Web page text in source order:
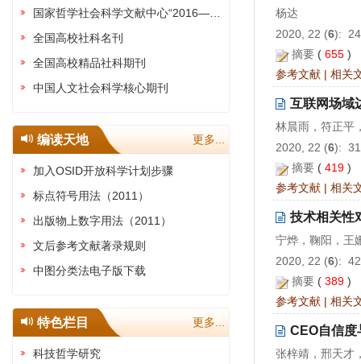
杨达
2020, 22 (6):
摘要 ( 655 )
参考文献 | 相关
互联网场域
林晨雨，符正平
2020, 22 (6):
摘要 ( 419 )
参考文献 | 相关
技术相关性
宁烨，鞠阳，王
2020, 22 (6):
摘要 ( 389 )
参考文献 | 相关
CEO自信
张梓靖，邢天才
全国高校社科名刊
全国高校精品社科期刊
中国人文社会科学核心期刊
编读天地 更多...
加入OSID开放科学计划步骤
标点符号用法（2011）
出版物上数字用法（2011）
文后参考文献著录规则
中图分类法电子版下载
特色栏目 更多...
科技哲学研究